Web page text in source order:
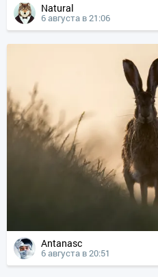
Natural
6 августа в 21:06
Antanasc
6 августа в 20:51